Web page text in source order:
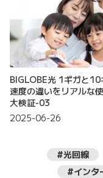
BIGLOBE光 1ギガと10
速度の違いをリアルな
大検証-03
2025-06-26
#光回線
#インタ